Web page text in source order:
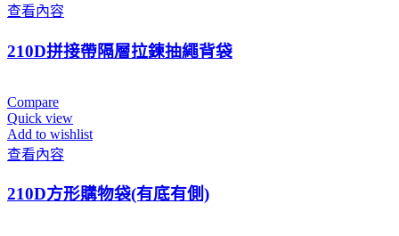
查看內容
210D拼接帶隔層拉鍊抽繩背袋
Compare
Quick view
Add to wishlist
查看內容
210D方形購物袋(有底有側)